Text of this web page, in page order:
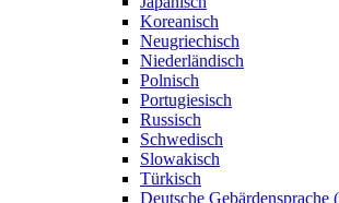
Koreanisch
Neugriechisch
Niederländisch
Polnisch
Portugiesisch
Russisch
Schwedisch
Slowakisch
Türkisch
Deutsche Gebärdensprache